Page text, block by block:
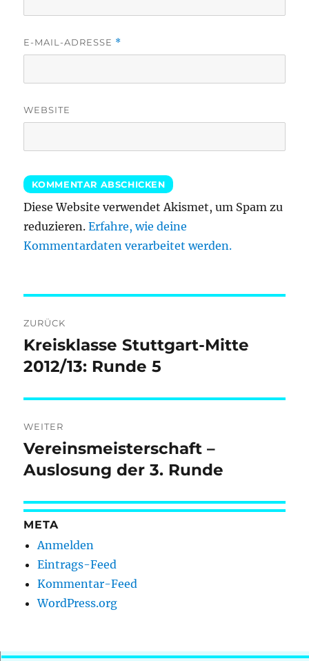
E-MAIL-ADRESSE *
WEBSITE
Diese Website verwendet Akismet, um Spam zu
reduzieren.Erfahre, wie deine
Kommentardaten verarbeitet werden.
ZURÜCK
Vorheriger
Beitrag:
Kreisklasse Stuttgart-Mitte
2012/13: Runde 5
WEITER
Nächster
Beitrag:
Vereinsmeisterschaft –
Auslosung der 3. Runde
META
Anmelden
Eintrags-Feed
Kommentar-Feed
WordPress.org